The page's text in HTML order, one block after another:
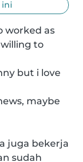
ini
worked as
to
but i love
maybe
juga bekerja
sudah